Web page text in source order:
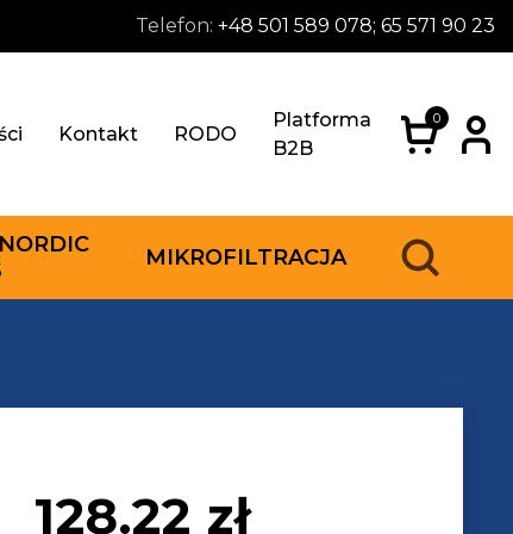
Telefon: +48 501 589 078; 65 571 90 23
Kontakt RODO
Platforma
B2B
0
MIKROFILTRACJA
128.22 zł